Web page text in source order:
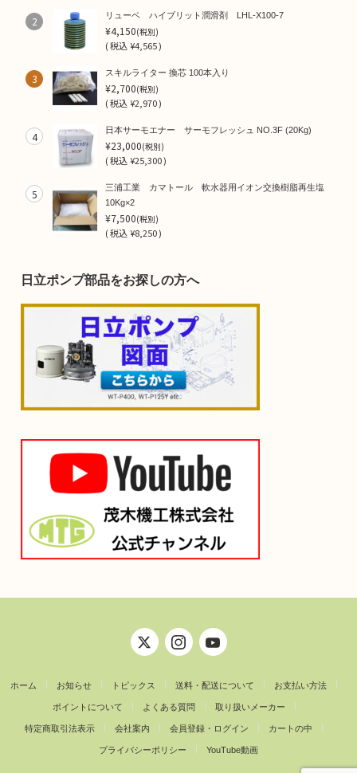
2 リューベ ハイブリット潤滑剤 LHL-X100-7
¥4,150(税別)
(税込¥4,565 )
3 スキルライター 換芯 100本入り
¥2,700(税別)
(税込¥2,970 )
4 日本サーモエナー サーモフレッシュ NO.3F (20Kg)
¥23,000(税別)
(税込¥25,300 )
5
三浦工業 カマトール 軟水器用イオン交換樹脂再生塩
10Kg×2
¥7,500(税別)
(税込¥8,250 )
日立ポンプ部品をお探しの方へ
ホーム お知らせ トピックス 送料・配送について お支払い方法
ポイントについて よくある質問 取り扱いメーカー
特定商取引法表示 会社案内 会員登録・ログイン カートの中
プライバシーポリシー YouTube動画